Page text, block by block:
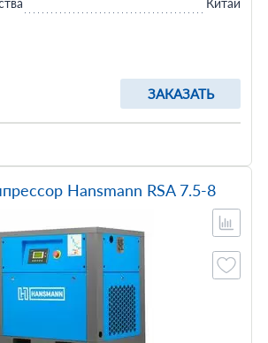
ЗАКАЗАТЬ
Китай
Hansmann RSA 7.5-8